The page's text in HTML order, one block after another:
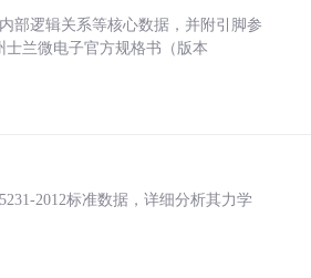
部逻辑关系等核心数据，并附引脚参
兰微电子官方规格书（版本
2012标准数据，详细分析其力学